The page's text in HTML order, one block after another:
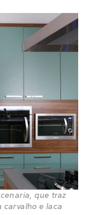
que traz
e laca